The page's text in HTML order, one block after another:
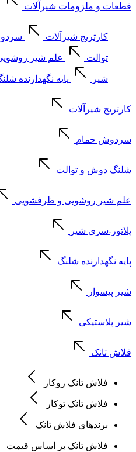
قطعات و ملزومات شیرآلات
کارتریج شیرآلات
توالت علم شیر
شیر پایه نگهدارنده
کارتریج شیرآلات
سردوش حمام
شلنگ دوش و توالت
علم شیر روشویی و ظرفشویی
پلاتور-سری شیر
پایه نگهدارنده شلنگ
شیر پیسوار
شیر پلاستیکی
فلاش تانک
فلاش تانک روکار
فلاش تانک توکار
برندهای فلاش تانک
فلاش تانک بر اساس قیمت